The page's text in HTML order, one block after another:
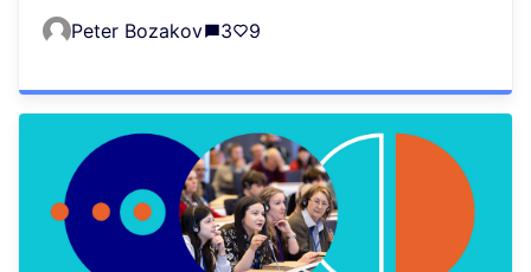
Peter Bozakov 3 9